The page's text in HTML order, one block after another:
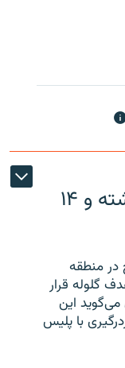
تیراندازی در تورنتو یک نفر کشته و ۱۴
منطقه
شهر کانادا،۱۴ نفر هدف گلوله قرار
این
با پلیس